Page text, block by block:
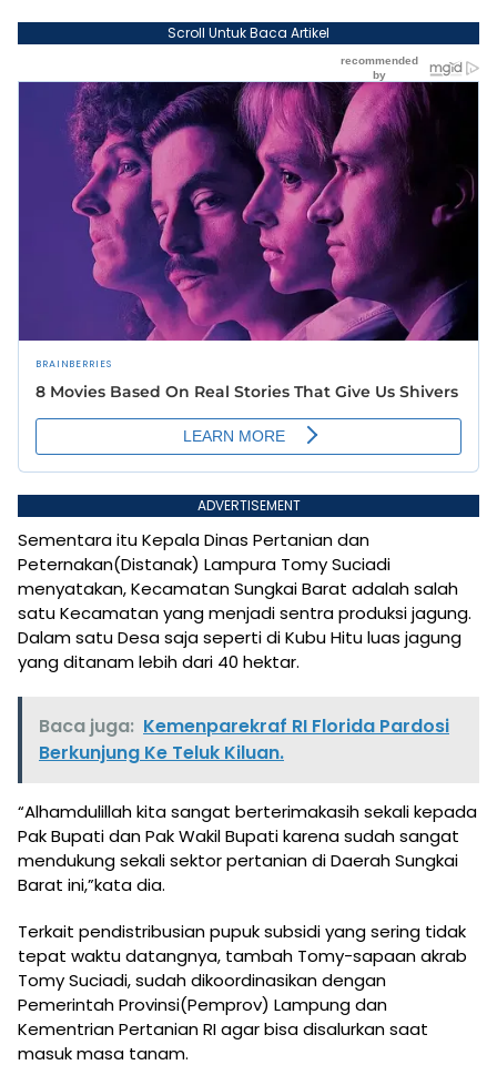
Scroll Untuk Baca Artikel
ADVERTISEMENT
Sementara itu Kepala Dinas Pertanian dan
Peternakan(Distanak) Lampura Tomy Suciadi
menyatakan, Kecamatan Sungkai Barat adalah salah
satu Kecamatan yang menjadi sentra produksi jagung.
Dalam satu Desa saja seperti di Kubu Hitu luas jagung
yang ditanam lebih dari 40 hektar.
Baca juga: Kemenparekraf RI Florida Pardosi
Berkunjung Ke Teluk Kiluan.
“Alhamdulillah kita sangat berterimakasih sekali kepada
Pak Bupati dan Pak Wakil Bupati karena sudah sangat
mendukung sekali sektor pertanian di Daerah Sungkai
Barat ini,”kata dia.
Terkait pendistribusian pupuk subsidi yang sering tidak
tepat waktu datangnya, tambah Tomy-sapaan akrab
Tomy Suciadi, sudah dikoordinasikan dengan
Pemerintah Provinsi(Pemprov) Lampung dan
Kementrian Pertanian RI agar bisa disalurkan saat
masuk masa tanam.